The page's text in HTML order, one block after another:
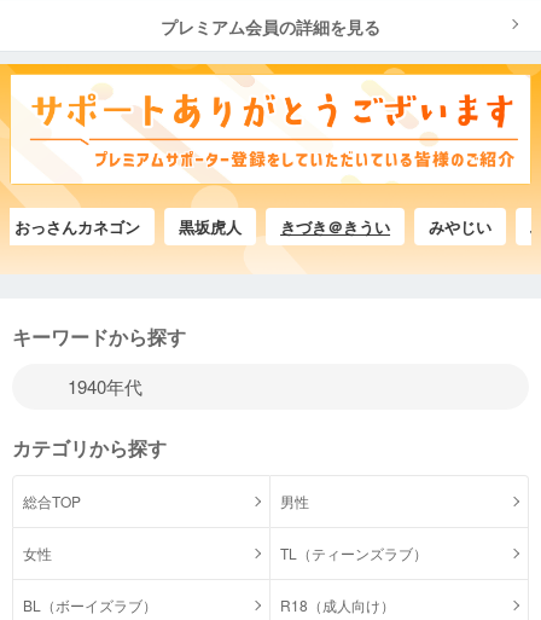
プレミアム会員の詳細を見る
さんカネゴン 黒坂虎人 きづき＠きうい みやじい ぶち
キーワードから探す
カテゴリから探す
総合TOP 男性
女性 TL（ティーンズラブ）
BL（ボーイズラブ） R18（成人向け）